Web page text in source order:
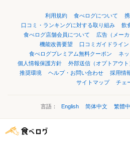
利用規約 食べログについて
口コミ・ランキングに対する取り組み
飲
食べログ店舗会員について
広告（メー
機能改善要望
口コミガイドライン
食べログプレミアム無料クーポン
ネ
個人情報保護方針
外部送信（オプトアウト
推奨環境
ヘルプ・お問い合わせ 採用情
サイトマップ
チェ
言語： English 简体中文 繁體